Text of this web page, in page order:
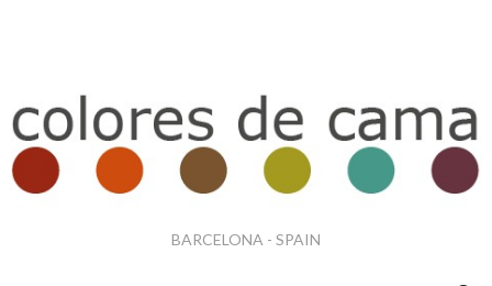
BARCELONA - SPAIN